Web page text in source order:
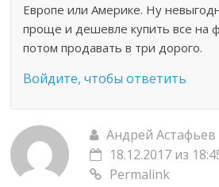
Европе или Америке. Ну
проще и дешевле купить все на
потом продавать в три дорого.
Войдите, чтобы ответить
Андрей Астафьев
18.12.2017 из
Permalink